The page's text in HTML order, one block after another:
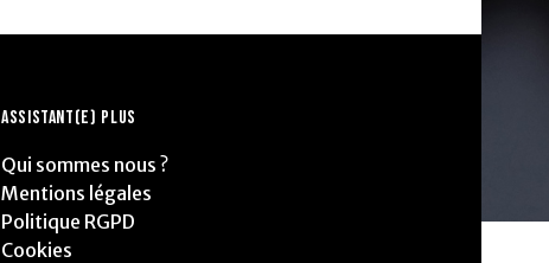
ASSISTANT(E) PLUS
Qui sommes nous ?
Mentions légales
Politique RGPD
Cookies